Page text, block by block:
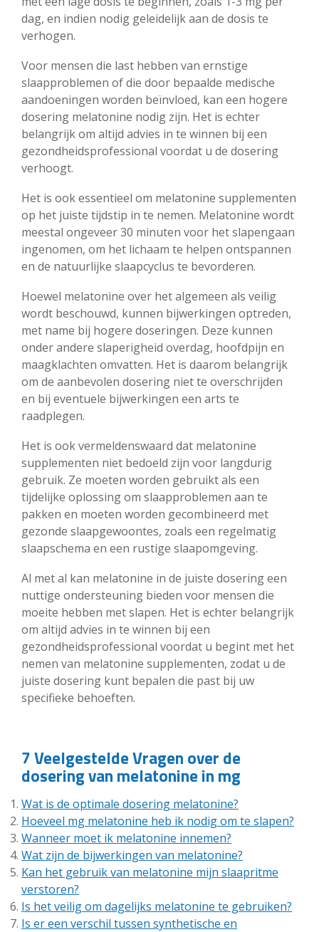
dag, en indien nodig geleidelijk aan de dosis te
verhogen.
Voor mensen die last hebben van ernstige
slaapproblemen of die door bepaalde medische
aandoeningen worden beïnvloed, kan een hogere
dosering melatonine nodig zijn. Het is echter
belangrijk om altijd advies in te winnen bij een
gezondheidsprofessional voordat u de dosering
verhoogt.
Het is ook essentieel om melatonine supplementen
op het juiste tijdstip in te nemen. Melatonine wordt
meestal ongeveer 30 minuten voor het slapengaan
ingenomen, om het lichaam te helpen ontspannen
en de natuurlijke slaapcyclus te bevorderen.
Hoewel melatonine over het algemeen als veilig
wordt beschouwd, kunnen bijwerkingen optreden,
met name bij hogere doseringen. Deze kunnen
onder andere slaperigheid overdag, hoofdpijn en
maagklachten omvatten. Het is daarom belangrijk
om de aanbevolen dosering niet te overschrijden
en bij eventuele bijwerkingen een arts te
raadplegen.
Het is ook vermeldenswaard dat melatonine
supplementen niet bedoeld zijn voor langdurig
gebruik. Ze moeten worden gebruikt als een
tijdelijke oplossing om slaapproblemen aan te
pakken en moeten worden gecombineerd met
gezonde slaapgewoontes, zoals een regelmatig
slaapschema en een rustige slaapomgeving.
Al met al kan melatonine in de juiste dosering een
nuttige ondersteuning bieden voor mensen die
moeite hebben met slapen. Het is echter belangrijk
om altijd advies in te winnen bij een
gezondheidsprofessional voordat u begint met het
nemen van melatonine supplementen, zodat u de
juiste dosering kunt bepalen die past bij uw
specifieke behoeften.
7 Veelgestelde Vragen over de
dosering van melatonine in mg
Wat is de optimale dosering melatonine?
Hoeveel mg melatonine heb ik nodig om te slapen?
Wanneer moet ik melatonine innemen?
Wat zijn de bijwerkingen van melatonine?
Kan het gebruik van melatonine mijn slaapritme
verstoren?
Is het veilig om dagelijks melatonine te gebruiken?
Is er een verschil tussen synthetische en